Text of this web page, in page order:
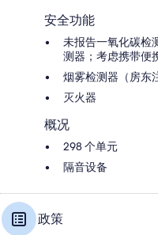
安全功能
未报告一氧化碳检
测器；考虑携带便
烟雾检测器（房东
灭火器
概况
298 个单元
隔音设备
政策